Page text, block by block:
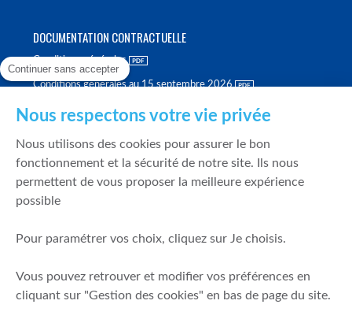
DOCUMENTATION CONTRACTUELLE
Conditions générales
Conditions générales au 15 septembre 2026
Politique de meilleure sélection
Politique de durabilité
Fonds de garantie des dépôts et de résolution
Mentions légales
Prévention de la fraude
Continuer sans accepter
Nous respectons votre vie privée
Nous utilisons des cookies pour assurer le bon
fonctionnement et la sécurité de notre site. Ils nous
permettent de vous proposer la meilleure expérience
possible
Pour paramétrer vos choix, cliquez sur Je choisis.
Vous pouvez retrouver et modifier vos préférences en
cliquant sur "Gestion des cookies" en bas de page du site.